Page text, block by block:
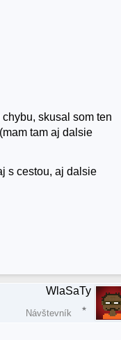
skusal som ten
tam aj dalsie
s cestou, aj dalsie
WlaSaTy
Návštevník